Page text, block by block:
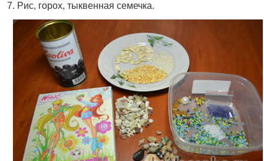
7. Рис, горох, тыквенная семечка.